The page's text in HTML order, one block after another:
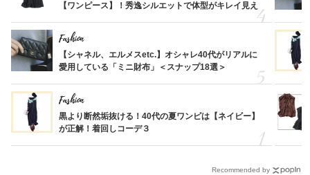
【ワンピース】！秀逸シルエットで体型がキレイ見え
Fashion
【シャネル、エルメスetc.】オシャレ40代がリアルに
愛用している「ミニ財布」＜スナップ18選＞
Fashion
黒より断然垢抜ける！40代の夏ワンピは【ネイビー】
が正解！着回しコーデ３
Recommended by